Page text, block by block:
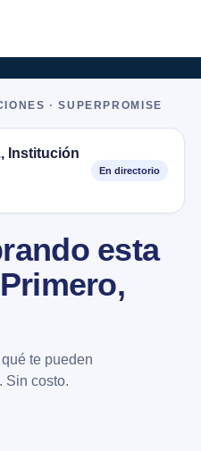
· SUPERPROMISE
Institución
En directorio
esta
te pueden
Sin costo.